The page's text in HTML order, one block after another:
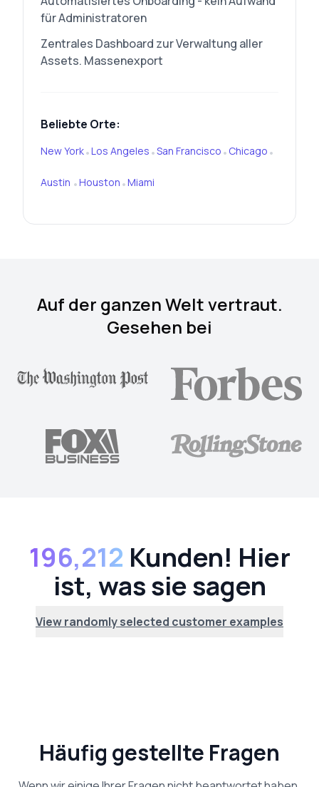
für Administratoren
Zentrales Dashboard zur Verwaltung aller
Assets. Massenexport
Beliebte Orte:
New York•Los Angeles •San Francisco • Chicago •
Austin •Houston •Miami
Auf der ganzen Welt vertraut.
Gesehen bei
196,212 Kunden! Hier
ist, was sie sagen
View randomly selected customer examples
Häufig gestellte Fragen